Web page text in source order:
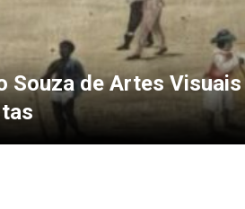
Souza de Artes